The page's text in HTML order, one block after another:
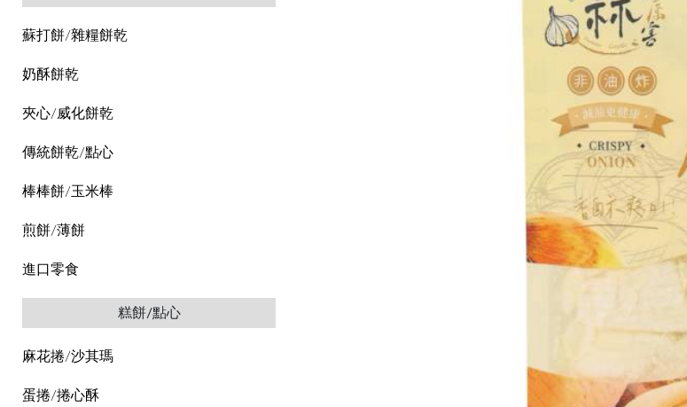
蘇打餅/雜糧餅乾
奶酥餅乾
夾心/威化餅乾
傳統餅乾/點心
棒棒餅/玉米棒
煎餅/薄餅
進口零食
糕餅/點心
麻花捲/沙其瑪
蛋捲/捲心酥